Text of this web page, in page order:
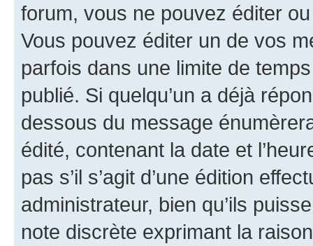
forum, vous ne pouvez éditer
Vous pouvez éditer un de vos
parfois dans une limite de
publié. Si quelqu’un a déjà
dessous du message
édité, contenant la date et
pas s’il s’agit d’une édition
administrateur, bien qu’ils
note discrète exprimant la